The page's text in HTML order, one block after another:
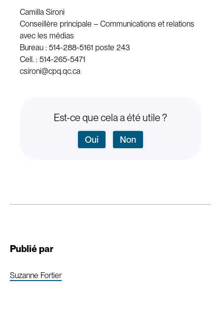
Camilla Sironi
Conseillère principale – Communications et relations
avec les médias
Bureau : 514-288-5161 poste 243
Cell. : 514-265-5471
csironi@cpq.qc.ca
Est-ce que cela a été utile ?
Oui Non
Publié par
Suzanne Fortier